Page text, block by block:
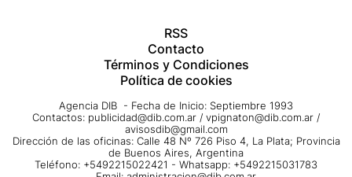
RSS
Contacto
Términos y Condiciones
Política de cookies
Agencia DIB - Fecha de Inicio: Septiembre 1993
Contactos: publicidad@dib.com.ar / vpignaton@dib.com.ar /
avisosdib@gmail.com
Dirección de las oficinas: Calle 48 Nº 726 Piso 4, La Plata; Provincia
de Buenos Aires, Argentina
Teléfono: +5492215022421 - Whatsapp: +5492215031783